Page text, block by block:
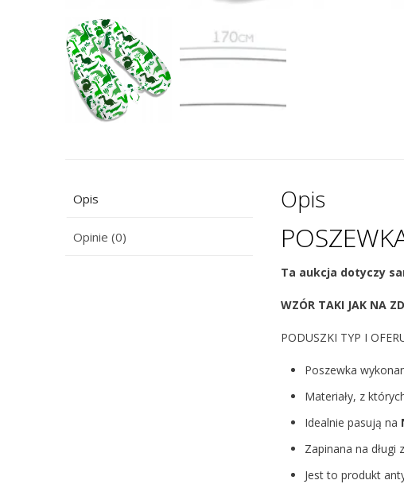
Opis
Opinie (0)
Opis
Ta aukcja dotyczy
WZÓR TAKI JAK NA
PODUSZKI TYP I
Poszewka
Materiały, z
Idealnie pasują na
Zapinana na długi
Jest to produkt